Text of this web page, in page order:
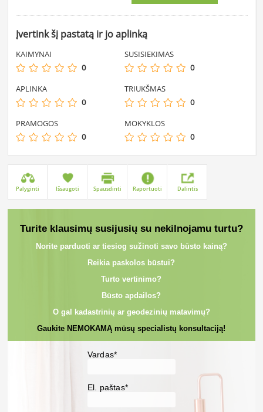
Įvertink šį pastatą ir jo aplinką
KAIMYNAI
0
SUSISIEKIMAS
0
APLINKA
0
TRIUKŠMAS
0
PRAMOGOS
0
MOKYKLOS
0
Palyginti Išsaugoti Spausdinti Raportuoti Dalintis
Turite klausimų susijusių su nekilnojamu turtu?
Norite parduoti ar tiesiog sužinoti savo būsto kainą?
Reikia paskolos būstui?
Turto vertinimo?
Būsto apdailos?
O gal kadastrinių ar geodezinių matavimų?
Gaukite NEMOKAMĄ mūsų specialistų konsultaciją!
Vardas*
El. paštas*